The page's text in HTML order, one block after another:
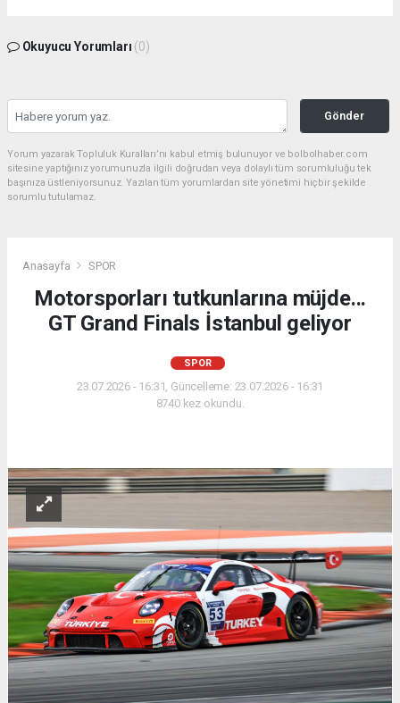
Okuyucu Yorumları (0)
Gönder
Yorum yazarak Topluluk Kuralları’nı kabul etmiş bulunuyor ve bolbolhaber.com
sitesine yaptığınız yorumunuzla ilgili doğrudan veya dolaylı tüm sorumluluğu tek
başınıza üstleniyorsunuz. Yazılan tüm yorumlardan site yönetimi hiçbir şekilde
sorumlu tutulamaz.
Anasayfa SPOR
Motorsporları tutkunlarına müjde...
GT Grand Finals İstanbul geliyor
SPOR
23.07.2026 - 16:31, Güncelleme: 23.07.2026 - 16:31
8740 kez okundu.